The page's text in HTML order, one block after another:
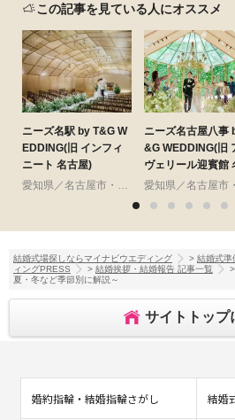
この記事を見ている人にオススメ
ニーズ名駅 by T&G W
EDDING(旧 インフィ
ニート 名古屋)
ニーズ名古屋八事
&G WEDDING(旧
ヴェリール迎賓館
屋)
結婚式場探しならマイナビウエディング > 結婚式準
ィングPRESS
> 結婚挨拶・結婚報告 記事一覧
夏・冬など季節別に解説～
サイトトップ
婚約指輪・結婚指輪さがし 結婚